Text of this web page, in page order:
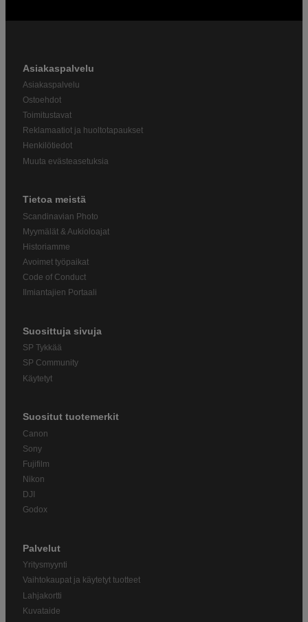
Asiakaspalvelu
Asiakaspalvelu
Ostoehdot
Toimitustavat
Reklamaatiot ja huoltotapaukset
Henkilötiedot
Muuta evästeasetuksia
Tietoa meistä
Scandinavian Photo
Myymälät & Aukioloajat
Historiamme
Avoimet työpaikat
Code of Conduct
Ilmiantajien Portaali
Suosittuja sivuja
SP Tykkää
SP Community
Käytetyt
Suositut tuotemerkit
Canon
Sony
Fujifilm
Nikon
DJI
Godox
Palvelut
Yritysmyynti
Vaihtokaupat ja käytetyt tuotteet
Lahjakortti
Kuvataide